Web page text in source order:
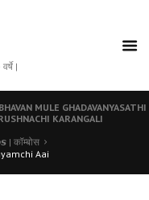
|
MULE
KARANGALI
कॉम्बोस
Aai